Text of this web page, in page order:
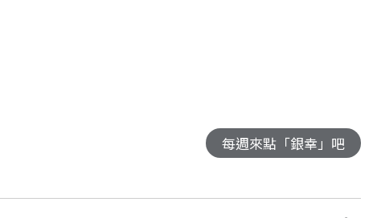
每週來點「銀幸」吧